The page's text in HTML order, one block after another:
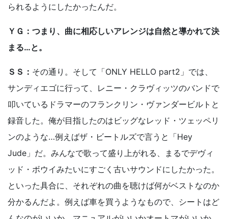
られるようにしたかったんだ。
ＹＧ：つまり、曲に相応しいアレンジは自然と導かれて決
まる…と。
ＳＳ： その通り。そして「ONLY HELLO part2」では、
サンディエゴに行って、レニー・クラヴィッツのバンドで
叩いているドラマーのフランクリン・ヴァンダービルトと
録音した。俺が目指したのはビッグなレッド・ツェッペリ
ンのような…例えばザ・ビートルズで言うと「Hey
Jude」だ。みんなで歌って盛り上がれる、まるでデヴィ
ッド・ボウイみたいにすごく古いサウンドにしたかった。
といった具合に、それぞれの曲を聴けば何がベストなのか
分かるんだよ。例えば車を買うようなもので、シートはど